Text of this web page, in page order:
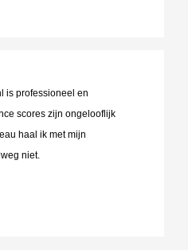
is professioneel en
scores zijn ongelooflijk
haal ik met mijn
niet.
is professioneel en doordacht, en